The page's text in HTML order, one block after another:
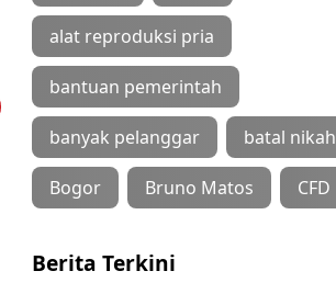
alat reproduksi pria
bantuan pemerintah
banyak pelanggar batal nikah
Bogor Bruno Matos CFD
Berita Terkini